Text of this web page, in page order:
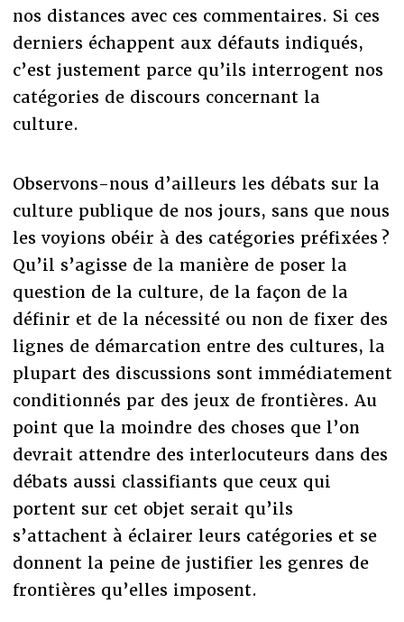
nos distances avec ces commentaires. Si ces
derniers échappent aux défauts indiqués,
c’est justement parce qu’ils interrogent nos
catégories de discours concernant la
culture.
Observons-nous d’ailleurs les débats sur la
culture publique de nos jours, sans que nous
les voyions obéir à des catégories préfixées ?
Qu’il s’agisse de la manière de poser la
question de la culture, de la façon de la
définir et de la nécessité ou non de fixer des
lignes de démarcation entre des cultures, la
plupart des discussions sont immédiatement
conditionnés par des jeux de frontières. Au
point que la moindre des choses que l’on
devrait attendre des interlocuteurs dans des
débats aussi classifiants que ceux qui
portent sur cet objet serait qu’ils
s’attachent à éclairer leurs catégories et se
donnent la peine de justifier les genres de
frontières qu’elles imposent.